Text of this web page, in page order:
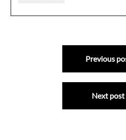
Previous
Next post